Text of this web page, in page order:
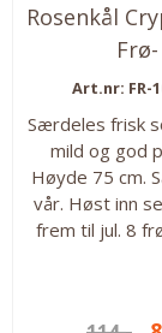
Rosenkål
Frø-
Art.nr: FR-
Særdeles frisk
mild og god
Høyde 75 cm.
vår. Høst inn
frem til jul. 8